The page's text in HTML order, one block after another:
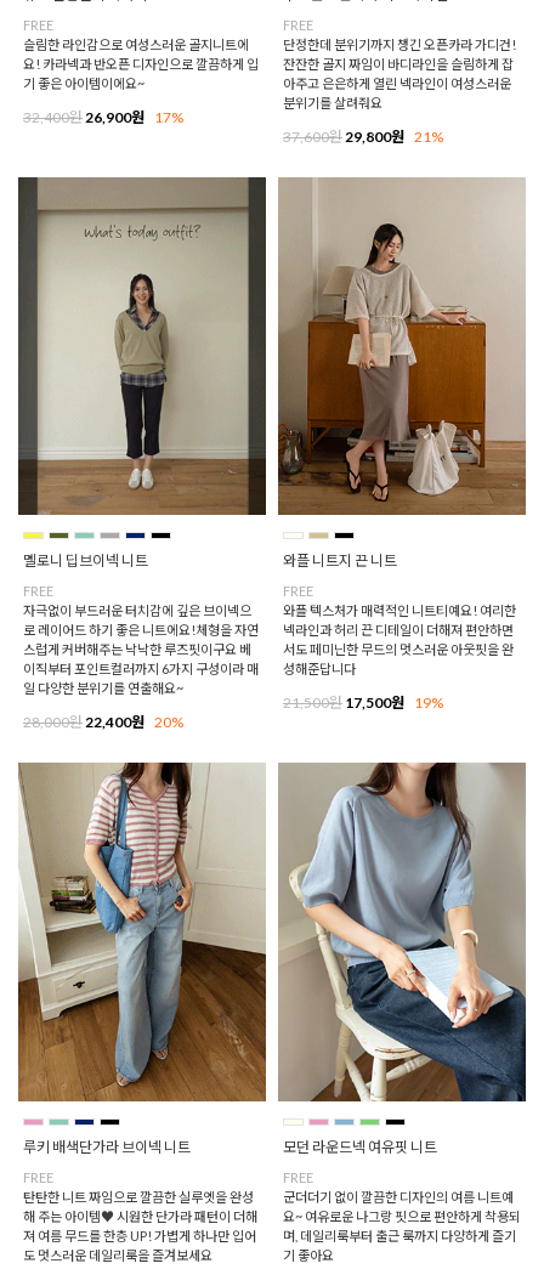
FREE
슬림한 라인감으로 여성스러운 골지니트에
요! 카라넥과 반오픈 디자인으로 깔끔하게 입
기 좋은 아이템이에요~
32,400원 26,900원 17%
FREE
단정한데 분위기까지 챙긴 오픈카라 가디건!
잔잔한 골지 짜임이 바디라인을 슬림하게 잡
아주고 은은하게 열린 넥라인이 여성스러운
분위기를 살려줘요
37,600원 29,800원 21%
멜로니 딥브이넥 니트
FREE
자극없이 부드러운 터치감에 깊은 브이넥으
로 레이어드 하기 좋은 니트에요!체형을 자연
스럽게 커버해주는 낙낙한 루즈핏이구요 베
이직부터 포인트컬러까지 6가지 구성이라 매
일 다양한 분위기를 연출해요~
28,000원22,400원 20%
와플 니트지 끈 니트
FREE
와플 텍스처가 매력적인 니트티예요! 여리한
넥라인과 허리 끈 디테일이 더해져 편안하면
서도 페미닌한 무드의 멋스러운 아웃핏을 완
성해준답니다
21,500원 17,500원 19%
루키 배색단가라 브이넥 니트
FREE
탄탄한 니트 짜임으로 깔끔한 실루엣을 완성
해 주는 아이템♥ 시원한 단가라 패턴이 더해
져 여름 무드를 한층 UP! 가볍게 하나만 입어
도 멋스러운 데일리룩을 즐겨보세요
모던 라운드넥 여유핏 니트
FREE
군더더기 없이 깔끔한 디자인의 여름 니트예
요~ 여유로운 나그랑 핏으로 편안하게 착용되
며, 데일리룩부터 출근 룩까지 다양하게 즐기
기 좋아요